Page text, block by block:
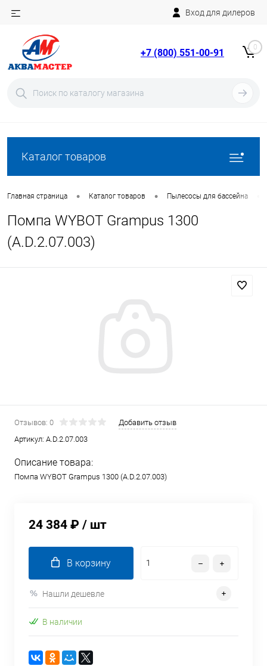
Вход для дилеров
+7 (800) 551-00-91 0
Каталог товаров
Главная страница • Каталог товаров • Пылесосы для бассейна
Помпа WYBOT Grampus 1300
(A.D.2.07.003)
Отзывов: 0
Добавить отзыв
Артикул: A.D.2.07.003
Описание товара:
Помпа WYBOT Grampus 1300 (A.D.2.07.003)
24 384 ₽ / шт
В корзину
Нашли дешевле
В наличии